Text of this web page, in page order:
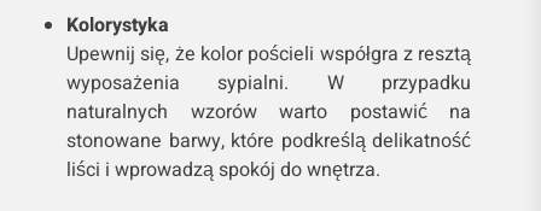
Kolorystyka
Upewnij się, że kolor pościeli współgra z resztą
wyposażenia sypialni. W przypadku
naturalnych wzorów warto postawić na
stonowane barwy, które podkreślą delikatność
liści i wprowadzą spokój do wnętrza.